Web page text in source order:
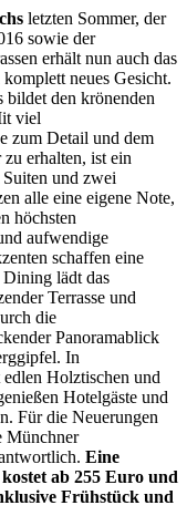
letzten Sommer, der
sowie der
erhält nun auch das
neues Gesicht.
bildet den krönenden
viel
zum Detail und dem
erhalten, ist ein
und zwei
alle eine eigene Note,
höchsten
aufwendige
schaffen eine
Dining lädt das
Terrasse und
die
Panoramablick
In
Holztischen und
Hotelgäste und
Für die Neuerungen
Münchner
Eine
ab 255 Euro und
Frühstück und